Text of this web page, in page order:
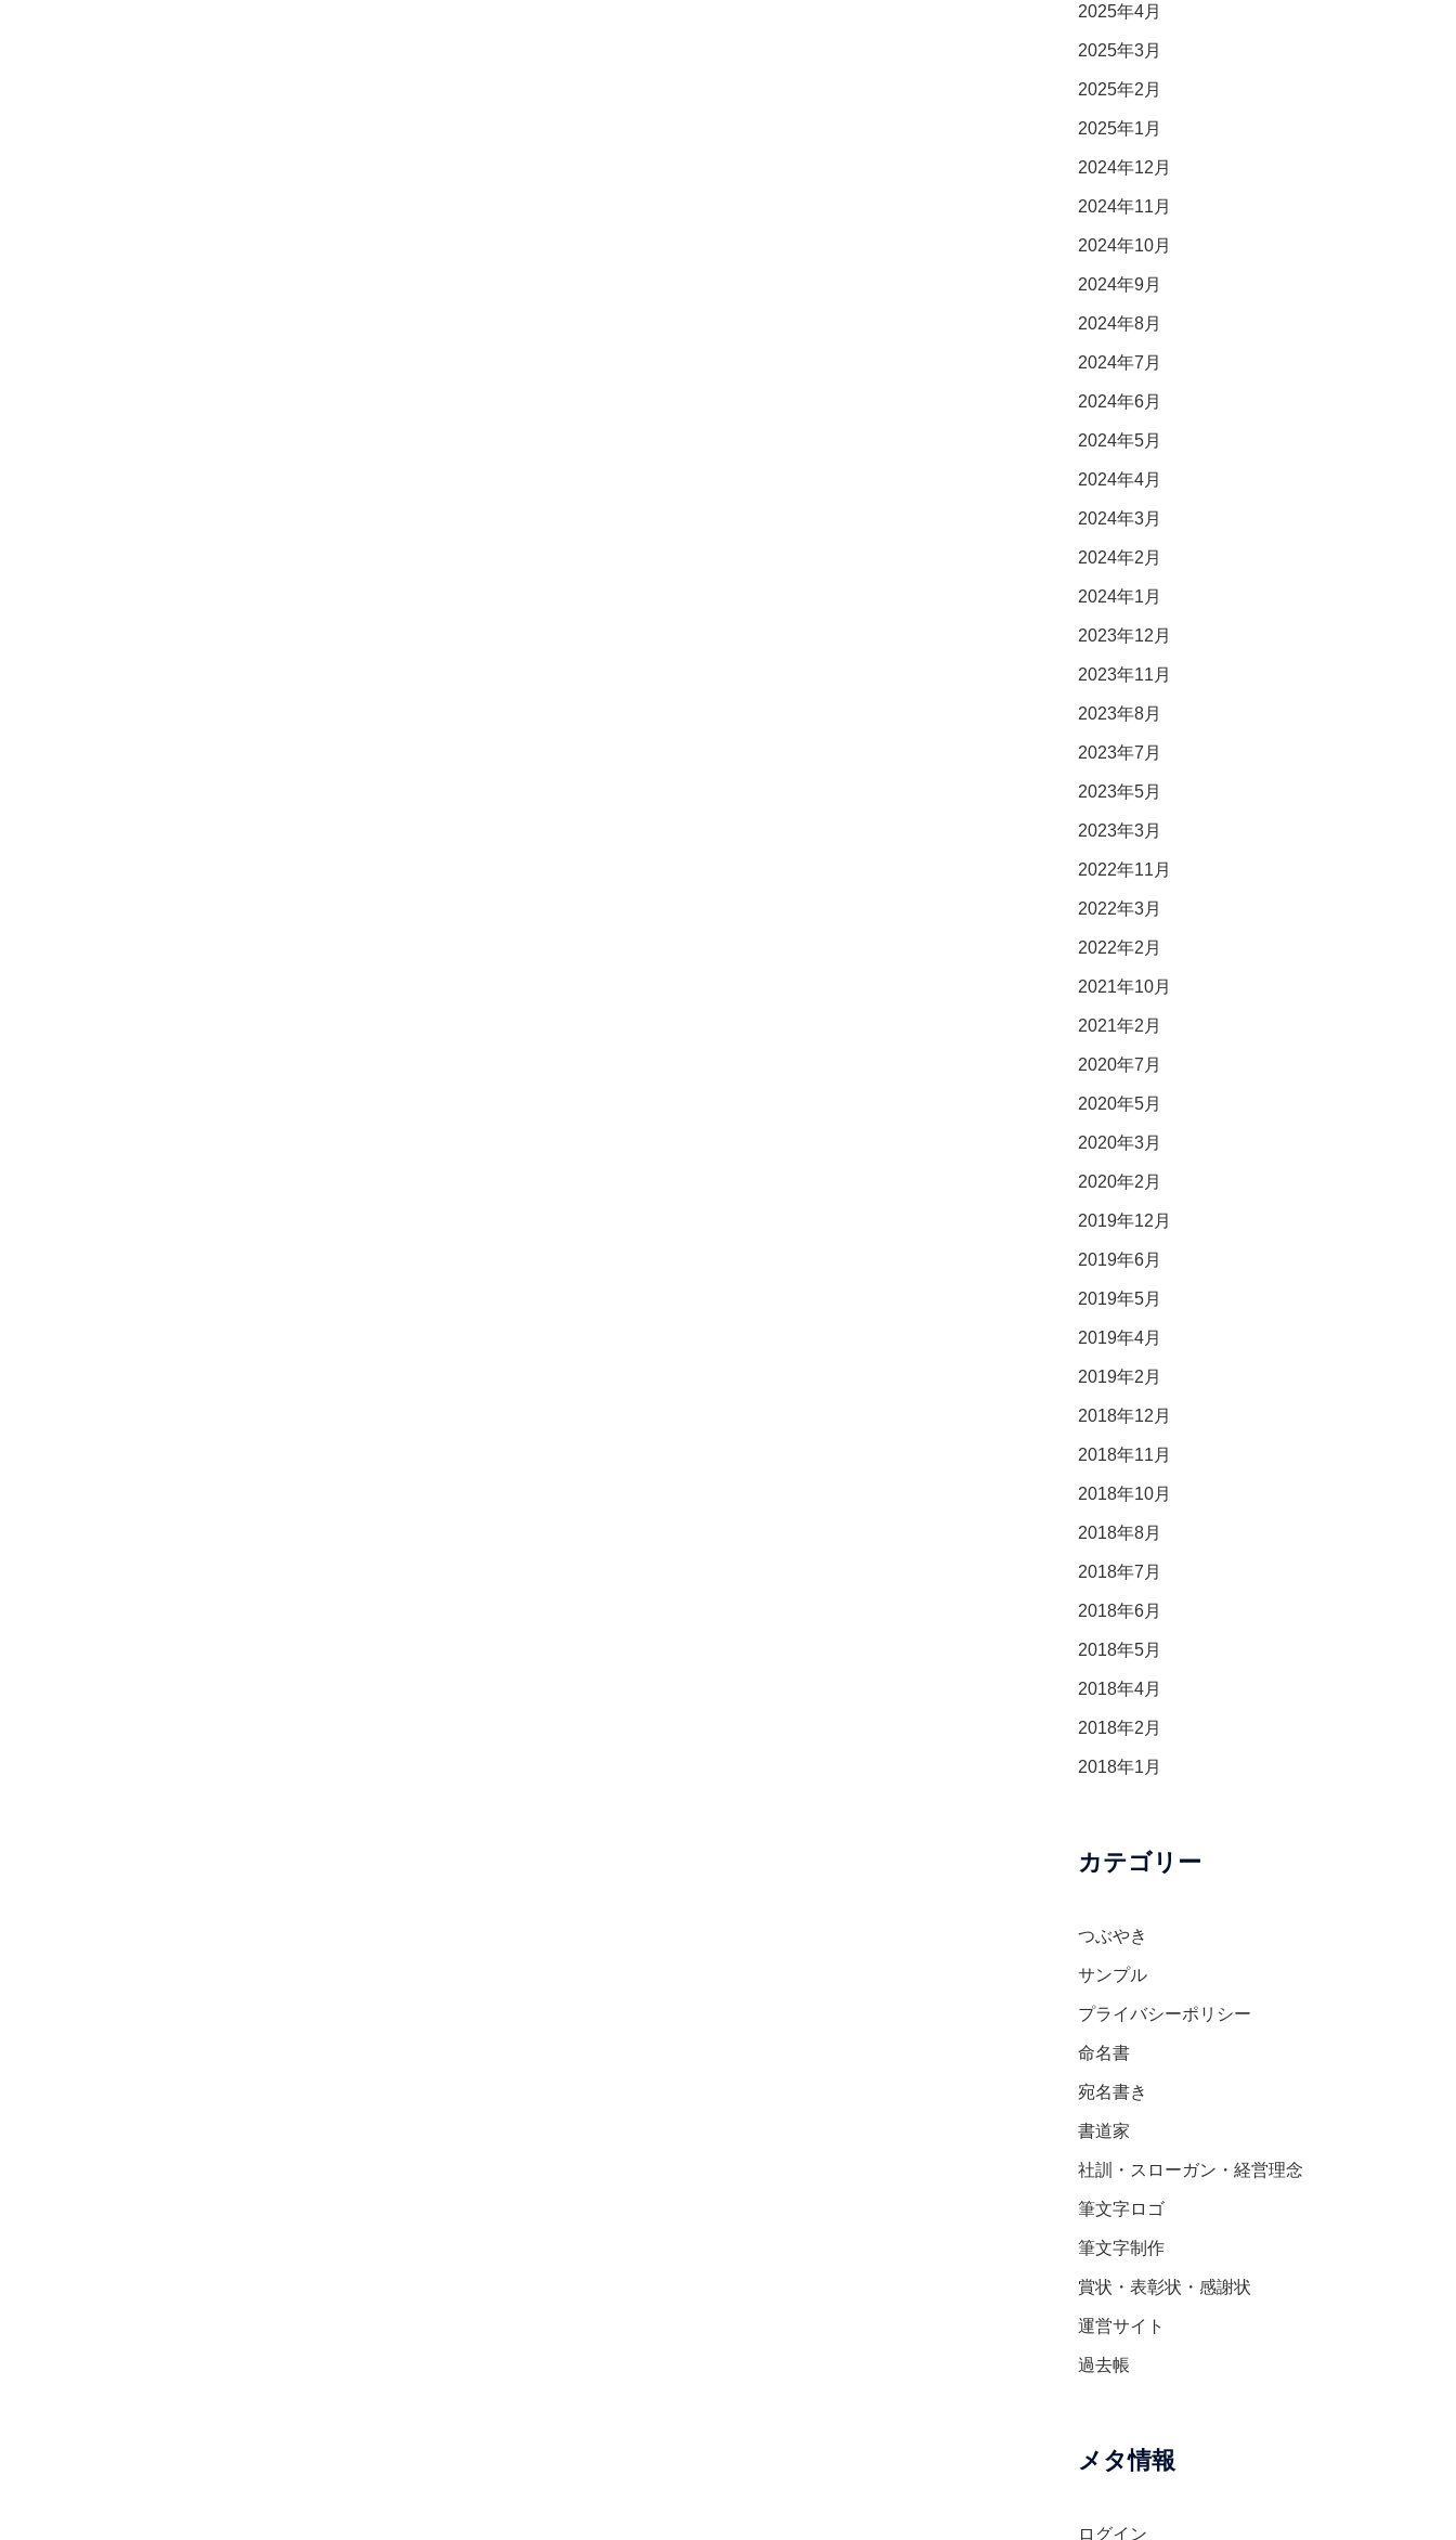
2025年4月
2025年3月
2025年2月
2025年1月
2024年12月
2024年11月
2024年10月
2024年9月
2024年8月
2024年7月
2024年6月
2024年5月
2024年4月
2024年3月
2024年2月
2024年1月
2023年12月
2023年11月
2023年8月
2023年7月
2023年5月
2023年3月
2022年11月
2022年3月
2022年2月
2021年10月
2021年2月
2020年7月
2020年5月
2020年3月
2020年2月
2019年12月
2019年6月
2019年5月
2019年4月
2019年2月
2018年12月
2018年11月
2018年10月
2018年8月
2018年7月
2018年6月
2018年5月
2018年4月
2018年2月
2018年1月
カテゴリー
つぶやき
サンプル
プライバシーポリシー
命名書
宛名書き
書道家
社訓・スローガン・経営理念
筆文字ロゴ
筆文字制作
賞状・表彰状・感謝状
運営サイト
過去帳
メタ情報
ログイン